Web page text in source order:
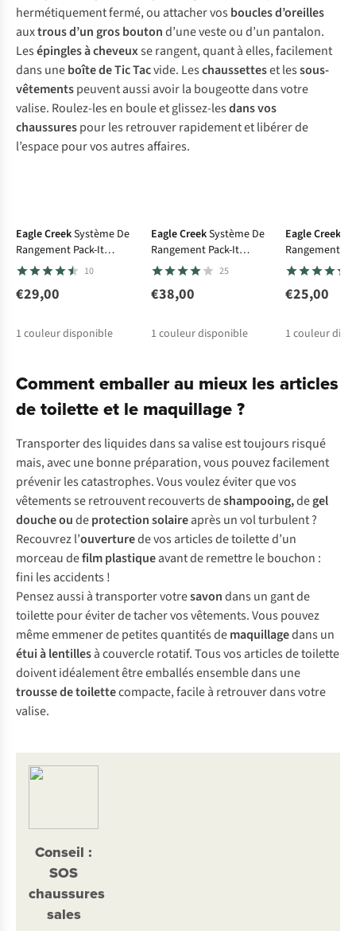
hermétiquement fermé, ou attacher vos boucles d’oreilles
auxtrous d’un gros boutond’une veste ou d’un pantalon.
Lesépingles à cheveuxse rangent, quant à elles, facilement
dans uneboîte de Tic Tacvide. Leschaussetteset lessous-
vêtementspeuvent aussi avoir la bougeotte dans votre
valise. Roulez-les en boule et glissez-lesdans vos
chaussurespour les retrouver rapidement et libérer de
l’espace pour vos autres affaires.
Eagle CreekSystème De
Rangement Pack-It
Isolate Compression
10
€29,00
1 couleur disponible
Eagle CreekSystème De
Rangement Pack-It
Compression Sac Set M/L
25
€38,00
1 couleur disponible
Eagle Creek
Rangement
Isolate
€25,00
1 couleur
Comment emballer au mieux les articles
de toilette et le maquillage ?
Transporter des liquides dans sa valise est toujours risqué
mais, avec une bonne préparation, vous pouvez facilement
prévenir les catastrophes. Vous voulez éviter que vos
vêtements se retrouvent recouverts deshampooing,degel
doucheoudeprotection solaireaprès un vol turbulent ?
Recouvrez l’ouverturede vos articles de toilette d’un
morceau defilm plastiqueavant de remettre le bouchon :
fini les accidents !
Pensez aussi à transporter votresavondans un gant de
toilette pour éviter de tacher vos vêtements. Vous pouvez
même emmener de petites quantités demaquillagedans un
étui à lentillesà couvercle rotatif. Tous vos articles de toilette
doivent idéalement être emballés ensemble dans une
trousse de toilettecompacte, facile à retrouver dans votre
valise.
Conseil :
SOS
chaussures
sales